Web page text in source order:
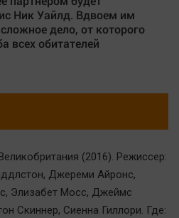
Ник Уайлд. Вдвоем им
дело, от которого
всех обитателей
(2016). Режиссер:
Джереми Айронс,
Элизабет Мосс, Джеймс
Скиннер, Сиенна Гиллори. Где: